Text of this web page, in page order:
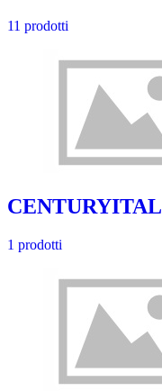
11 prodotti
CENTURYITAL
1 prodotti